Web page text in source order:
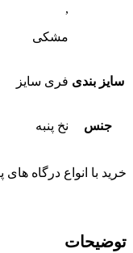
,
مشکی
سایز بندی فری سایز
جنس نخ پنبه
خرید با انواع درگاه
توضیحات